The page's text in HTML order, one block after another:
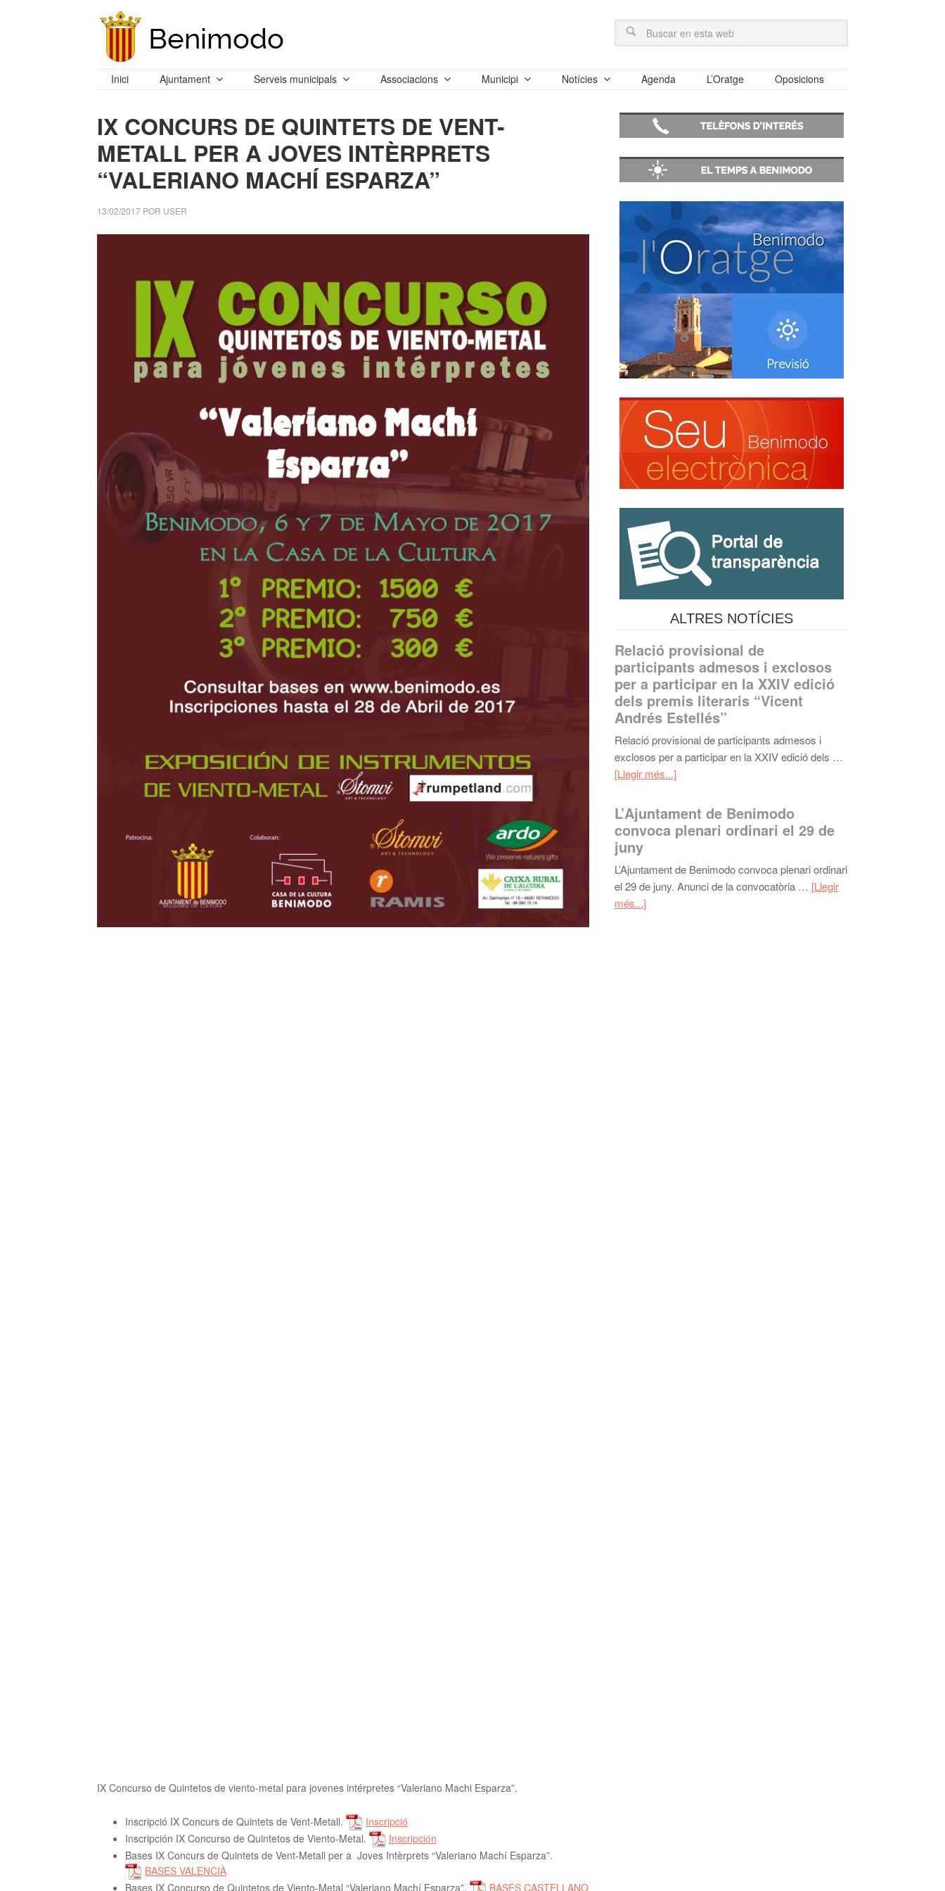
Inici Ajuntament Serveis municipals Associacions Municipi Notícies Agenda L’Oratge Oposicions
IX CONCURS DE QUINTETS DE VENT-
METALL PER A JOVES INTÈRPRETS
“VALERIANO MACHÍ ESPARZA”
13/02/2017 POR USER
IX Concurso de Quintetos de viento-metal para jovenes intérpretes “Valeriano Machi Esparza”.
Inscripció IX Concurs de Quintets de Vent-Metall.
Inscripció
Inscripción IX Concurso de Quintetos de Viento-Metal.
Inscripción
Bases IX Concurs de Quintets de Vent-Metall per a Joves Intèrprets “Valeriano Machí Esparza”.
BASES VALENCIÀ
Bases IX Concurso de Quintetos de Viento-Metal “Valeriano Machí Esparza”.
BASES CASTELLANO
ALTRES NOTÍCIES
Relació provisional de
participants admesos i exclosos
per a participar en la XXIV edició
dels premis literaris “Vicent
Andrés Estellés”
Relació provisional de participants admesos i
exclosos per a participar en la XXIV edició dels …
[Llegir més...]
L’Ajuntament de Benimodo
convoca plenari ordinari el 29 de
juny
L’Ajuntament de Benimodo convoca plenari ordinari
el 29 de juny. Anunci de la convocatòria … [Llegir
més...]